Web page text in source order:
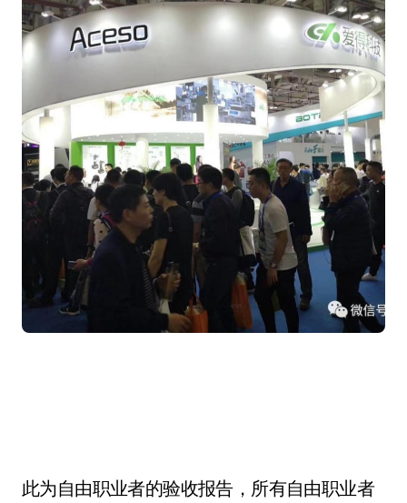
此为自由职业者的验收报告，所有自由职业者